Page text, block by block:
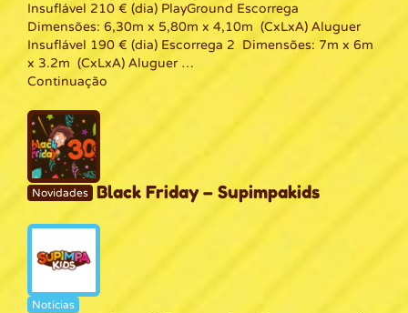
Insuflável 210 € (dia) PlayGround Escorrega
Dimensões: 6,30m x 5,80m x 4,10m (CxLxA) Aluguer
Insuflável 190 € (dia) Escorrega 2 Dimensões: 7m x 6m
x 3.2m (CxLxA) Aluguer …
Continuação
Novidades Black Friday – Supimpakids
Notícias